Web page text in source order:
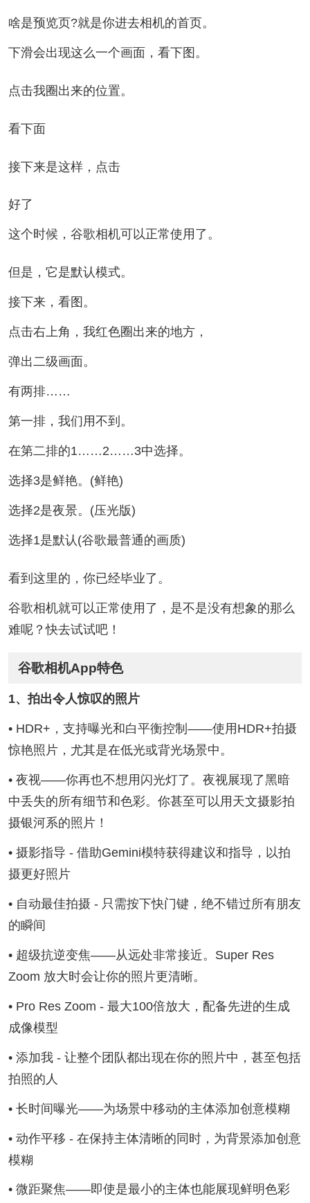
啥是预览页?就是你进去相机的首页。
下滑会出现这么一个画面，看下图。
点击我圈出来的位置。
看下面
接下来是这样，点击
好了
这个时候，谷歌相机可以正常使用了。
但是，它是默认模式。
接下来，看图。
点击右上角，我红色圈出来的地方，
弹出二级画面。
有两排……
第一排，我们用不到。
在第二排的1……2……3中选择。
选择3是鲜艳。(鲜艳)
选择2是夜景。(压光版)
选择1是默认(谷歌最普通的画质)
看到这里的，你已经毕业了。
谷歌相机就可以正常使用了，是不是没有想象的那么
难呢？快去试试吧！
谷歌相机App特色
1、拍出令人惊叹的照片
• HDR+，支持曝光和白平衡控制——使用HDR+拍摄
惊艳照片，尤其是在低光或背光场景中。
• 夜视——你再也不想用闪光灯了。夜视展现了黑暗
中丢失的所有细节和色彩。你甚至可以用天文摄影拍
摄银河系的照片！
• 摄影指导 - 借助Gemini模特获得建议和指导，以拍
摄更好照片
• 自动最佳拍摄 - 只需按下快门键，绝不错过所有朋友
的瞬间
• 超级抗逆变焦——从远处非常接近。Super Res
Zoom 放大时会让你的照片更清晰。
• Pro Res Zoom - 最大100倍放大，配备先进的生成
成像模型
• 添加我 - 让整个团队都出现在你的照片中，甚至包括
拍照的人
• 长时间曝光——为场景中移动的主体添加创意模糊
• 动作平移 - 在保持主体清晰的同时，为背景添加创意
模糊
• 微距聚焦——即使是最小的主体也能展现鲜明色彩